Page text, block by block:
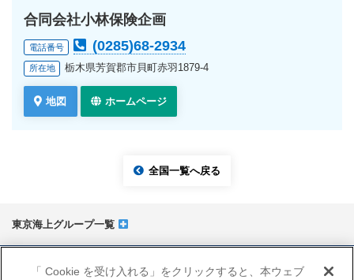
合同会社小林保険企画
電話番号 (0285)68-2934
所在地 栃木県芳賀郡市貝町赤羽1879-4
地図 ホームページ
全国一覧へ戻る
東京海上グループ一覧
サイトマップ
「 Cookie を受け入れる」をクリックすると、本ウェブ